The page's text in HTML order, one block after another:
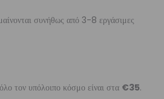
συνήθως από 3-8 εργάσιμες
τον υπόλοιπο κόσμο είναι στα €35.